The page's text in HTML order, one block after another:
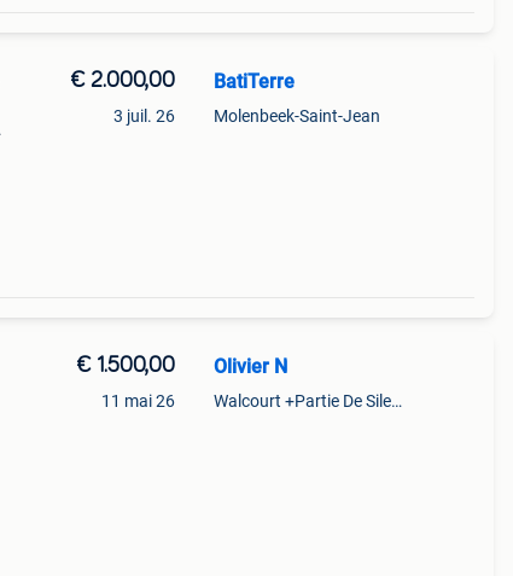
€ 2.000,00
3 juil. 26
BatiTerre
Molenbeek-Saint-Jean
€ 1.500,00
11 mai 26
Olivier N
Walcourt +Partie De Silenrieux